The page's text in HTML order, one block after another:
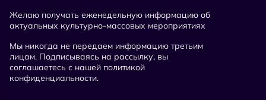
Желаю получать еженедельную информацию об
актуальных культурно-массовых мероприятиях
Мы никогда не передаем информацию третьим
лицам. Подписываясь на рассылку, вы
соглашаетесь с нашей политикой
конфиденциальности.